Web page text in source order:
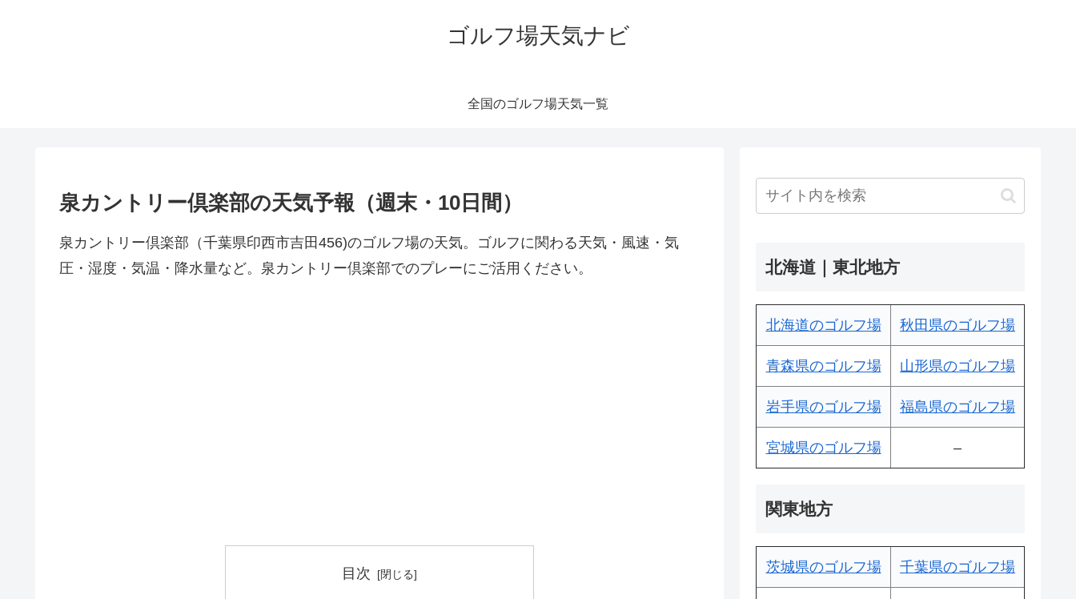
ゴルフ場天気ナビ
全国のゴルフ場天気一覧
泉カントリー倶楽部の天気予報（週末・10日間）
泉カントリー倶楽部（千葉県印西市吉田456)のゴルフ場の天気。ゴルフに関わる天気・風速・気
圧・湿度・気温・降水量など。泉カントリー倶楽部でのプレーにご活用ください。
目次
北海道｜東北地方
北海道のゴルフ場 秋田県のゴルフ場
青森県のゴルフ場 山形県のゴルフ場
岩手県のゴルフ場 福島県のゴルフ場
宮城県のゴルフ場 –
関東地方
茨城県のゴルフ場 千葉県のゴルフ場